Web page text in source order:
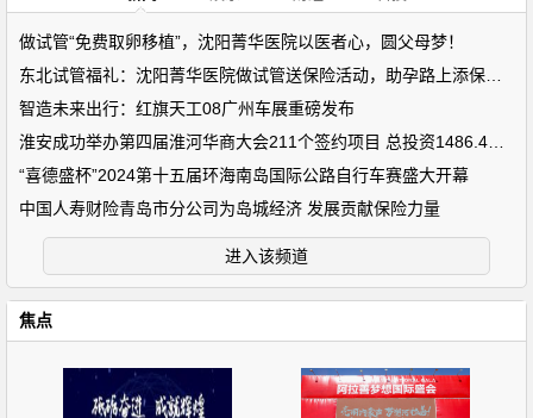
做试管“免费取卵移植”，沈阳菁华医院以医者心，圆父母梦！
智造未来出行：红旗天工08广州车展重磅发布
“喜德盛杯”2024第十五届环海南岛国际公路自行车赛盛大开幕
中国人寿财险青岛市分公司为岛城经济 发展贡献保险力量
进入该频道
焦点